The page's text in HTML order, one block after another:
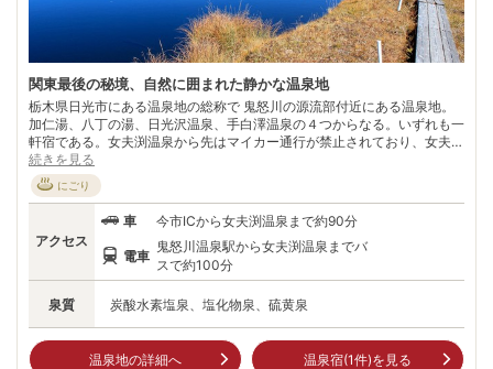
関東最後の秘境、自然に囲まれた静かな温泉地
栃木県日光市にある温泉地の総称で 鬼怒川の源流部付近にある温泉地。
加仁湯、八丁の湯、日光沢温泉、手白澤温泉の４つからなる。いずれも一
軒宿である。女夫渕温泉から先はマイカー通行が禁止されており、女夫渕
温泉駐車場からは徒歩90分もしくは宿の送迎バスを利用する。標高は20
20m前後の、奥鬼怒の最奥部にある高層湿原「鬼怒沼」は、夏場も平均
気温が15度前後と涼しい。
続きを見る
にごり
泉質 炭酸水素塩泉、塩化物泉、硫黄泉
アクセス
車 今市ICから女夫渕温泉まで約90分
電車
鬼怒川温泉駅から女夫渕温泉までバ
スで約100分
温泉地の詳細へ 温泉宿(1件)を見る